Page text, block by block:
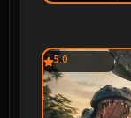
5.0